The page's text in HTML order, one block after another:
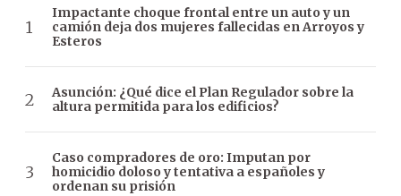
Impactante choque frontal entre un auto y un
camión deja dos mujeres fallecidas en Arroyos y
Esteros
Asunción: ¿Qué dice el Plan Regulador sobre la
altura permitida para los edificios?
Caso compradores de oro: Imputan por
homicidio doloso y tentativa a españoles y
ordenan su prisión